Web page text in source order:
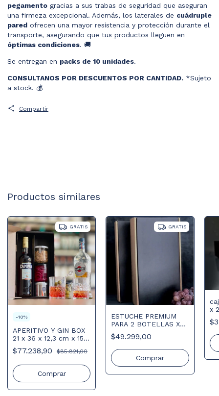
pegamento gracias a sus trabas de seguridad que aseguran
una firmeza excepcional. Además, los laterales de cuádruple
pared ofrecen una mayor resistencia y protección durante el
transporte, asegurando que tus productos lleguen en
óptimas condiciones. 🚚
Se entregan en packs de 10 unidades.
CONSULTANOS POR DESCUENTOS POR CANTIDAD. *Sujeto
a stock. 💰
Compartir
Productos similares
GRATIS
-10%
APERITIVO Y GIN BOX
21 x 36 x 12,3 cm x 15
unidades.
$77.238,90 $85.821,00
GRATIS
ESTUCHE PREMIUM
PARA 2 BOTELLAS X
10 UNIDADES
$49.299,00
x